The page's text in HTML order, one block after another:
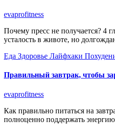
evaprofitness
Почему пресс не получается? 4
усталость в животе, но
Еда Здоровье Лайфхаки
Правильный завтрак, чтобы
evaprofitness
Как правильно питаться на
полноценно поддержать